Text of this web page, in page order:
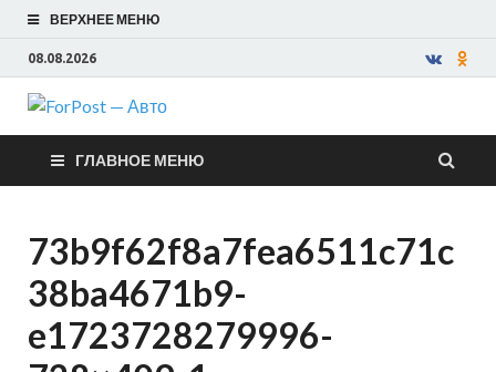
ВЕРХНЕЕ МЕНЮ
08.08.2026
ForPost —
Авто
ГЛАВНОЕ МЕНЮ
73b9f62f8a7fea6511c71c
38ba4671b9-
e1723728279996-